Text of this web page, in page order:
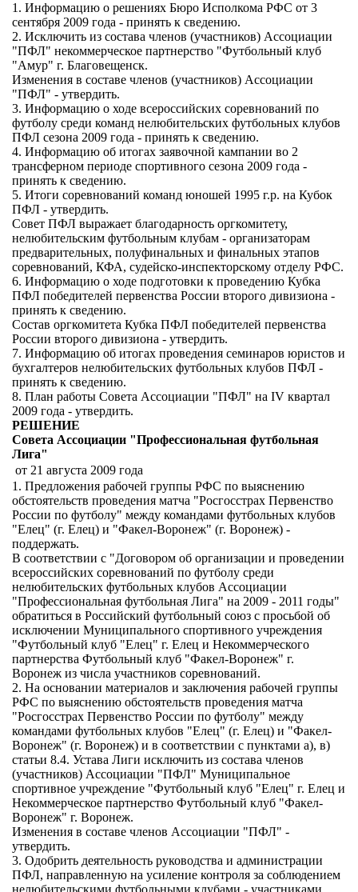
1. Информацию о решениях Бюро Исполкома РФС от 3
сентября 2009 года - принять к сведению.
2. Исключить из состава членов (участников) Ассоциации
"ПФЛ" некоммерческое партнерство "Футбольный клуб
"Амур" г. Благовещенск.
Изменения в составе членов (участников) Ассоциации
"ПФЛ" - утвердить.
3. Информацию о ходе всероссийских соревнований по
футболу среди команд нелюбительских футбольных клубов
ПФЛ сезона 2009 года - принять к сведению.
4. Информацию об итогах заявочной кампании во 2
трансферном периоде спортивного сезона 2009 года -
принять к сведению.
5. Итоги соревнований команд юношей 1995 г.р. на Кубок
ПФЛ - утвердить.
Совет ПФЛ выражает благодарность оргкомитету,
нелюбительским футбольным клубам - организаторам
предварительных, полуфинальных и финальных этапов
соревнований, КФА, судейско-инспекторскому отделу РФС.
6. Информацию о ходе подготовки к проведению Кубка
ПФЛ победителей первенства России второго дивизиона -
принять к сведению.
Состав оргкомитета Кубка ПФЛ победителей первенства
России второго дивизиона - утвердить.
7. Информацию об итогах проведения семинаров юристов и
бухгалтеров нелюбительских футбольных клубов ПФЛ -
принять к сведению.
8. План работы Совета Ассоциации "ПФЛ" на IV квартал
2009 года - утвердить.
РЕШЕНИЕ
Совета Ассоциации "Профессиональная футбольная
Лига"
от 21 августа 2009 года
1. Предложения рабочей группы РФС по выяснению
обстоятельств проведения матча "Росгосстрах Первенство
России по футболу" между командами футбольных клубов
"Елец" (г. Елец) и "Факел-Воронеж" (г. Воронеж) -
поддержать.
В соответствии с "Договором об организации и проведении
всероссийских соревнований по футболу среди
нелюбительских футбольных клубов Ассоциации
"Профессиональная футбольная Лига" на 2009 - 2011 годы"
обратиться в Российский футбольный союз с просьбой об
исключении Муниципального спортивного учреждения
"Футбольный клуб "Елец" г. Елец и Некоммерческого
партнерства Футбольный клуб "Факел-Воронеж" г.
Воронеж из числа участников соревнований.
2. На основании материалов и заключения рабочей группы
РФС по выяснению обстоятельств проведения матча
"Росгосстрах Первенство России по футболу" между
командами футбольных клубов "Елец" (г. Елец) и "Факел-
Воронеж" (г. Воронеж) и в соответствии с пунктами а), в)
статьи 8.4. Устава Лиги исключить из состава членов
(участников) Ассоциации "ПФЛ" Муниципальное
спортивное учреждение "Футбольный клуб "Елец" г. Елец и
Некоммерческое партнерство Футбольный клуб "Факел-
Воронеж" г. Воронеж.
Изменения в составе членов Ассоциации "ПФЛ" -
утвердить.
3. Одобрить деятельность руководства и администрации
ПФЛ, направленную на усиление контроля за соблюдением
нелюбительскими футбольными клубами - участниками